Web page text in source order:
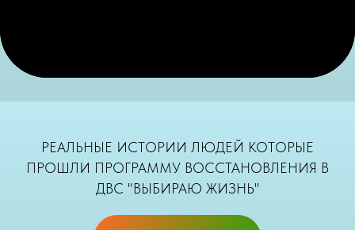
РЕАЛЬНЫЕ ИСТОРИИ ЛЮДЕЙ КОТОРЫЕ
ПРОШЛИ ПРОГРАММУ ВОССТАНОВЛЕНИЯ В
ДВС "ВЫБИРАЮ ЖИЗНЬ"